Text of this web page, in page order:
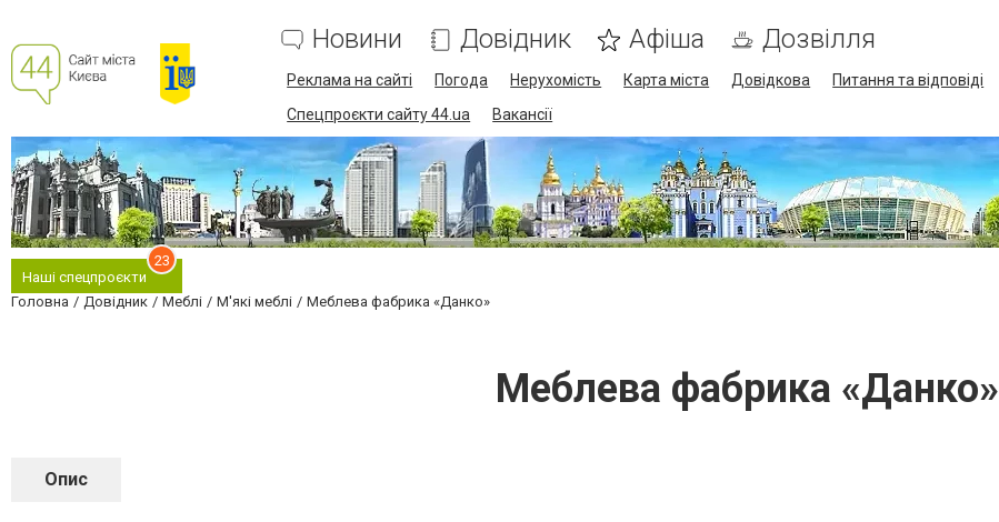
Новини Довідник Афіша Дозвілля
Реклама на сайті Погода Нерухомість Карта міста Довідкова Питання та відповіді
Спецпроєкти сайту 44.ua
Вакансії
Наші спецпроєкти
23
Головна Довідник Меблі М'які меблі Меблева фабрика «Данко»
Меблева фабрика «Данко»
Опис